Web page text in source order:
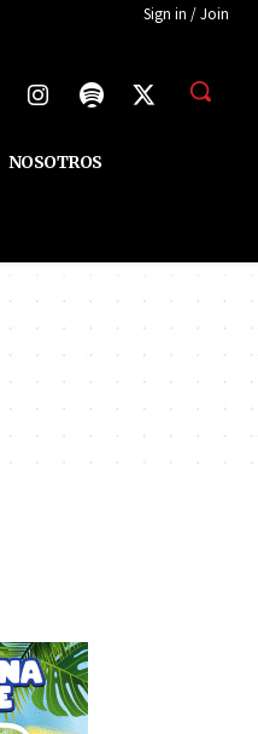
Sign in / Join
NOSOTROS